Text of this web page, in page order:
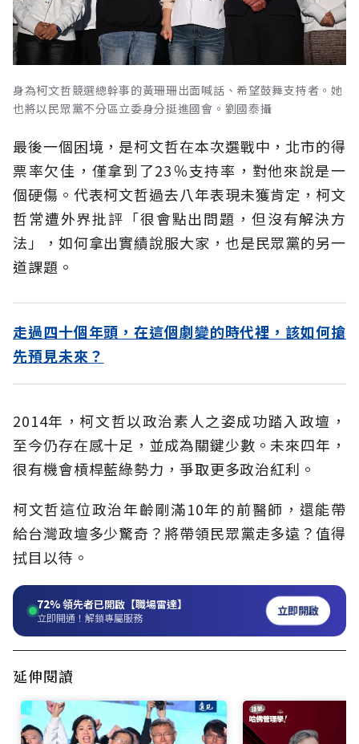
身為柯文哲競選總幹事的黃珊珊出面喊話、希望鼓舞支持者。她
也將以民眾黨不分區立委身分挺進國會。劉國泰攝
最後一個困境，是柯文哲在本次選戰中，北市的得
票率欠佳，僅拿到了23％支持率，對他來說是一
個硬傷。代表柯文哲過去八年表現未獲肯定，柯文
哲常遭外界批評「很會點出問題，但沒有解決方
法」，如何拿出實績說服大家，也是民眾黨的另一
道課題。
走過四十個年頭，在這個劇變的時代裡，該如何搶
先預見未來？
2014年，柯文哲以政治素人之姿成功踏入政壇，
至今仍存在感十足，並成為關鍵少數。未來四年，
很有機會槓桿藍綠勢力，爭取更多政治紅利。
柯文哲這位政治年齡剛滿10年的前醫師，還能帶
給台灣政壇多少驚奇？將帶領民眾黨走多遠？值得
拭目以待。
72%領先者已開啟【職場雷達】
立即開通！解鎖專屬服務 立即開啟
延伸閱讀